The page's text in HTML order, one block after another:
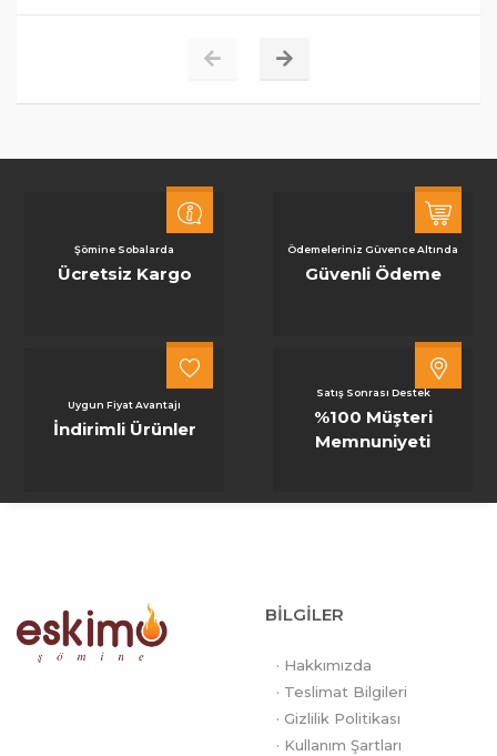
Şömine Sobalarda
Ücretsiz Kargo
Ödemeleriniz Güvence Altında
Güvenli Ödeme
Uygun Fiyat Avantajı
İndirimli Ürünler
Satış Sonrası Destek
%100 Müşteri
Memnuniyeti
BİLGİLER
· Hakkımızda
· Teslimat Bilgileri
· Gizlilik Politikası
· Kullanım Şartları